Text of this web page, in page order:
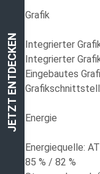
Grafik
Integrierter
Integrierter
Eingebautes
Energie
Energiequelle:
85 % / 82 %
JETZT ENTDECKEN